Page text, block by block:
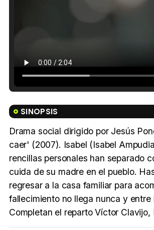
SINOPSIS
Drama social dirigido por Jesús
caer' (2007). Isabel (Isabel
rencillas personales han separado
cuida de su madre en el pueblo.
regresar a la casa familiar para
fallecimiento no llega nunca y
Completan el reparto Víctor